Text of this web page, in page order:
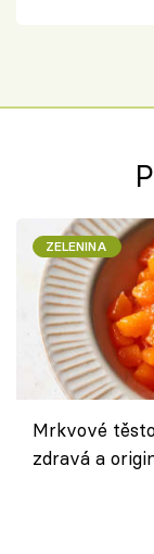
ZELENINA
Mrkvové
zdravá a